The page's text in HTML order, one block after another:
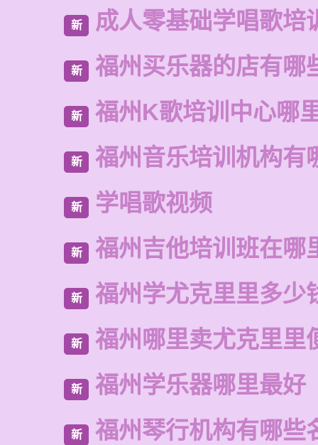
新 成人零基础学唱歌培
新 福州买乐器的店有哪
新 福州K歌培训中心哪
新 福州音乐培训机构有
新 学唱歌视频
新 福州吉他培训班在哪
新 福州学尤克里里多少
新 福州哪里卖尤克里里
新 福州学乐器哪里最好
新 福州琴行机构有哪些